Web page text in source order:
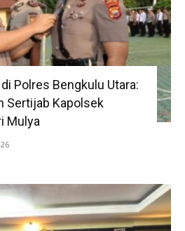
Polres Bengkulu Utara:
Sertijab Kapolsek
Mulya